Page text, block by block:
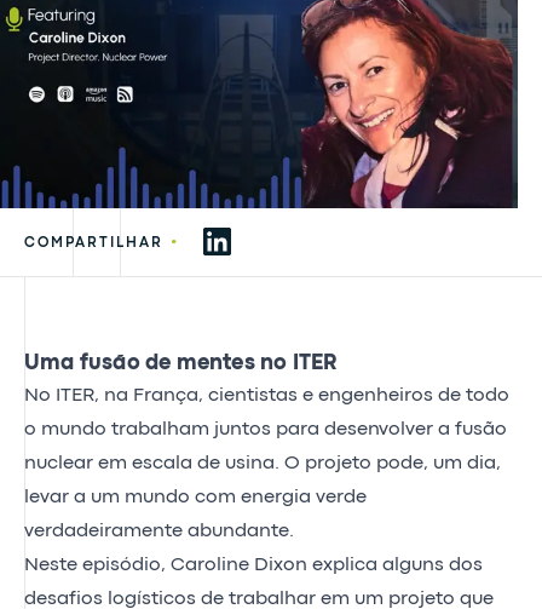
COMPARTILHAR •
Uma fusão de mentes no ITER
No ITER, na França, cientistas e engenheiros de todo
o mundo trabalham juntos para desenvolver a fusão
nuclear em escala de usina. O projeto pode, um dia,
levar a um mundo com energia verde
verdadeiramente abundante.
Neste episódio, Caroline Dixon explica alguns dos
desafios logísticos de trabalhar em um projeto que